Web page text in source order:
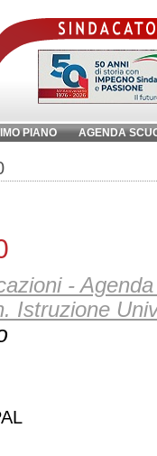
PIANO AGENDA
-
Istruzione